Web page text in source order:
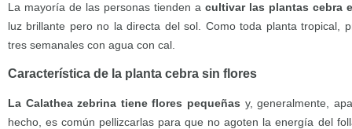
La mayoría de las personas tienden a cultivar las plantas cebra
luz brillante pero no la directa del sol. Como toda planta tropical,
tres semanales con agua con cal.
Característica de la planta cebra sin flores
La Calathea zebrina tiene flores pequeñas y, generalmente,
hecho, es común pellizcarlas para que no agoten la energía del